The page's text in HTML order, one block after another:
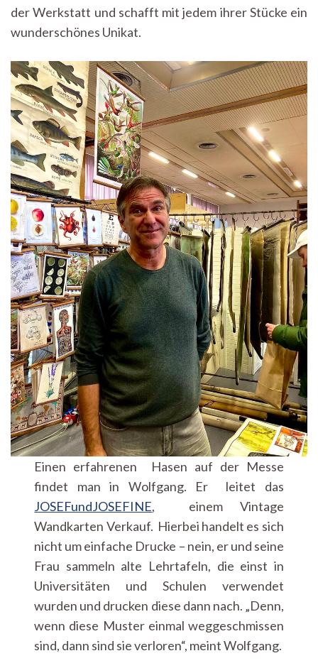
der Werkstatt und schafft mit jedem ihrer Stücke ein
wunderschönes Unikat.
Einen erfahrenen Hasen auf der Messe
findet man in Wolfgang. Er leitet das
JOSEFundJOSEFINE, einem Vintage
Wandkarten Verkauf. Hierbei handelt es sich
nicht um einfache Drucke – nein, er und seine
Frau sammeln alte Lehrtafeln, die einst in
Universitäten und Schulen verwendet
wurden und drucken diese dann nach. „Denn,
wenn diese Muster einmal weggeschmissen
sind, dann sind sie verloren“, meint Wolfgang.